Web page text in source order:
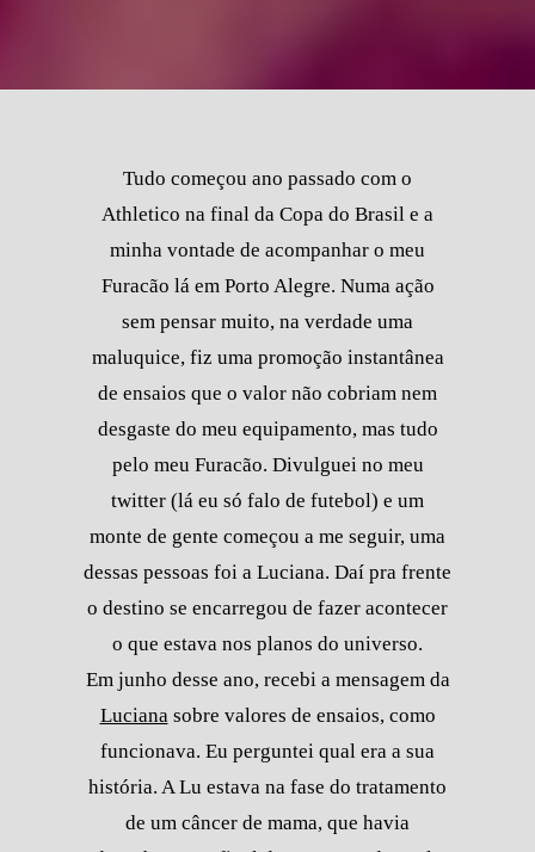
Tudo começou ano passado com o
Athletico na final da Copa do Brasil e a
minha vontade de acompanhar o meu
Furacão lá em Porto Alegre. Numa ação
sem pensar muito, na verdade uma
maluquice, fiz uma promoção instantânea
de ensaios que o valor não cobriam nem
desgaste do meu equipamento, mas tudo
pelo meu Furacão. Divulguei no meu
twitter (lá eu só falo de futebol) e um
monte de gente começou a me seguir, uma
dessas pessoas foi a Luciana. Daí pra frente
o destino se encarregou de fazer acontecer
o que estava nos planos do universo.
Em junho desse ano, recebi a mensagem da
Luciana sobre valores de ensaios, como
funcionava. Eu perguntei qual era a sua
história. A Lu estava na fase do tratamento
de um câncer de mama, que havia